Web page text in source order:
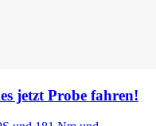
jetzt Probe fahren!